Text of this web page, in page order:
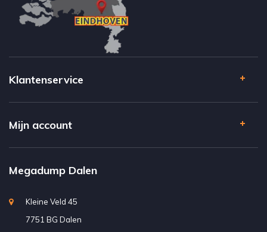
Klantenservice
Mijn account
Megadump Dalen
Kleine Veld 45
7751 BG Dalen